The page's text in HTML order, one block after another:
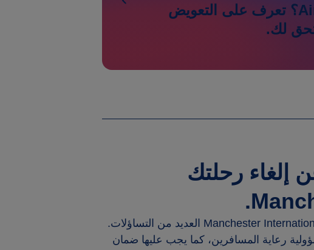
Airport؟ تعرف على التعويض
لك.
إلغاء رحلتك
Manchester العديد من التساؤلات.
رعاية المسافرين، كما يجب عليها ضمان